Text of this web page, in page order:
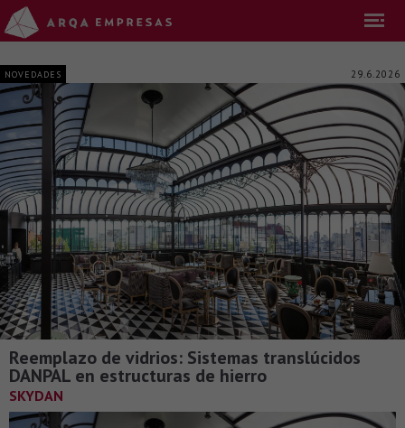
NOVEDADES 29.6.2026
Reemplazo de vidrios: Sistemas translúcidos
DANPAL en estructuras de hierro
SKYDAN